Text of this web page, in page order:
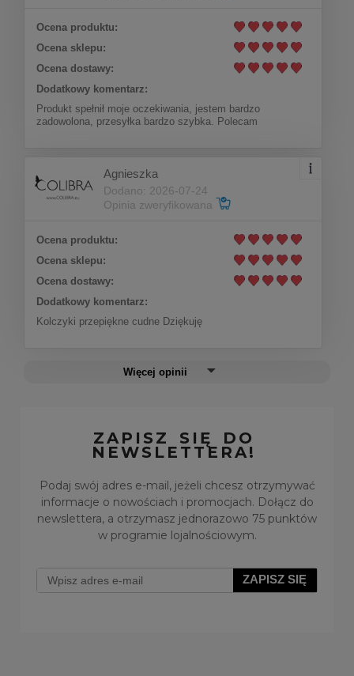
Ocena produktu:
Ocena sklepu:
Ocena dostawy:
Dodatkowy komentarz:
Produkt spełnił moje oczekiwania, jestem bardzo
zadowolona, przesyłka bardzo szybka. Polecam
Agnieszka
Dodano: 2026-07-24
Opinia zweryfikowana
Ocena produktu:
Ocena sklepu:
Ocena dostawy:
Dodatkowy komentarz:
Kolczyki przepiękne cudne Dziękuję
Więcej opinii
ZAPISZ SIĘ DO
NEWSLETTERA!
Podaj swój adres e-mail, jeżeli chcesz otrzymywać
informacje o nowościach i promocjach. Dołącz do
newslettera, a otrzymasz jednorazowo 75 punktów
w programie lojalnościowym.
ZAPISZ SIĘ